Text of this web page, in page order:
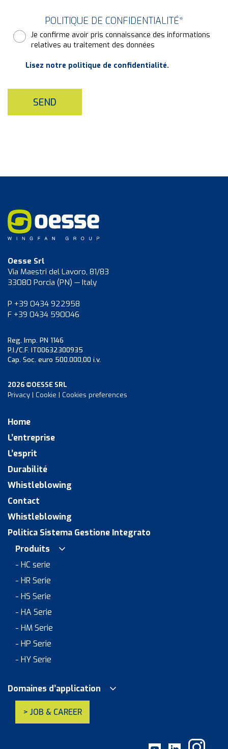
POLITIQUE DE CONFIDENTIALITÉ*
Je confirme avoir pris connaissance des informations
relatives au traitement des données
Lisez notre politique de confidentialité.
SEND
Oesse Srl
Via Maestri del Lavoro, 81/83
33080 Porcia (PN) — Italy
P +39 0434 922958
F +39 0434 590046
Reg. Imp. PN 1146
P.I./C.F. IT00632300935
Cap. Soc. euro 500.000,00 i.v.
2026 ©OESSE SRL
Privacy | Cookie | Cookies preferences
Home
L’entreprise
L’esprit
Durabilité
Whistleblowing
Contact
Whistleblowing
Politica Sistema Gestione Integrato
Produits
- HC serie
- HR Serie
- HS Serie
- HA Serie
- HM Serie
- HP Serie
- HY Serie
Domaines d’application
> JOB & CAREER